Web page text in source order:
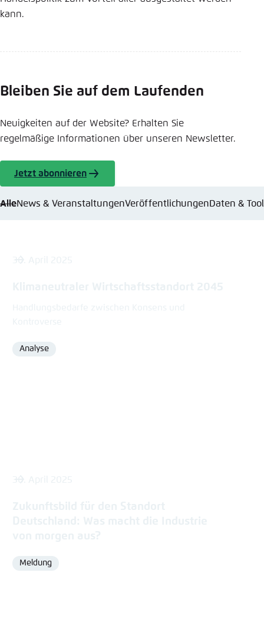
kann.
Bleiben Sie auf dem Laufenden
Neuigkeiten auf der Website? Erhalten Sie
regelmäßige Informationen über unseren Newsletter.
Jetzt abonnieren
AlleNews & VeranstaltungenVeröffentlichungenDaten &
Format
Analyse
Format
Meldung